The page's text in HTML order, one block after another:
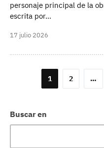
Buscar en
personaje principal de la
escrita por…
17 julio 2026
Paginación
entradas
1 2 …